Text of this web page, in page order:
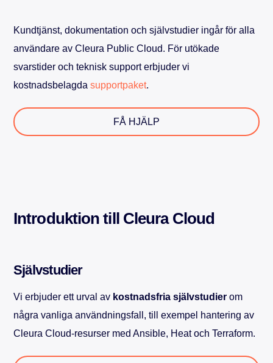
Kundtjänst, dokumentation och självstudier ingår för alla
användare av Cleura Public Cloud. För utökade
svarstider och teknisk support erbjuder vi
kostnadsbelagda supportpaket.
FÅ HJÄLP
Introduktion till Cleura Cloud
Självstudier
Vi erbjuder ett urval av kostnadsfria självstudier om
några vanliga användningsfall, till exempel hantering av
Cleura Cloud-resurser med Ansible, Heat och Terraform.